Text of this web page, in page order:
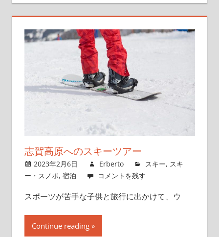
志賀高原へのスキーツアー
2023年2月6日 Erberto スキー, スキ
ー・スノボ, 宿泊 コメントを残す
スポーツが苦手な子供と旅行に出かけて、ウ
Continue reading